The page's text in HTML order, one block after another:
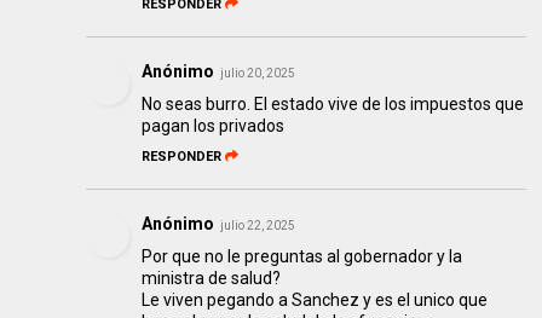
RESPONDER
Anónimo julio 20, 2025
No seas burro. El estado vive de los impuestos que
pagan los privados
RESPONDER
Anónimo julio 22, 2025
Por que no le preguntas al gobernador y la
ministra de salud?
Le viven pegando a Sanchez y es el unico que